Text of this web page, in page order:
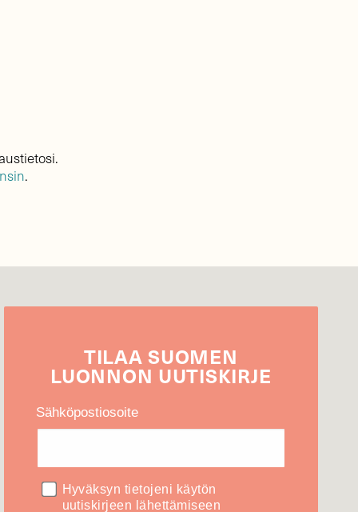
.
TILAASUOMEN
LUONNON UUTIS­KIRJE
Sähköpostiosoite
Hyväksyn tietojeni käytön
uutiskirjeen lähettämiseen